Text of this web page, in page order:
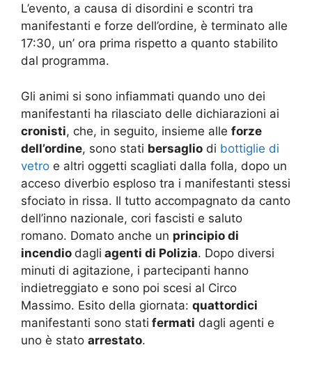
L’evento, a causa di disordini e scontri tra
manifestanti e forze dell’ordine, è terminato alle
17:30, un’ ora prima rispetto a quanto stabilito
dal programma.
Gli animi si sono infiammati quando uno dei
manifestanti ha rilasciato delle dichiarazioni ai
cronisti, che, in seguito, insieme alle forze
dell’ordine, sono stati bersaglio di bottiglie di
vetro e altri oggetti scagliati dalla folla, dopo un
acceso diverbio esploso tra i manifestanti stessi
sfociato in rissa. Il tutto accompagnato da canto
dell’inno nazionale, cori fascisti e saluto
romano. Domato anche un principio di
incendio dagli agenti di Polizia. Dopo diversi
minuti di agitazione, i partecipanti hanno
indietreggiato e sono poi scesi al Circo
Massimo. Esito della giornata: quattordici
manifestanti sono stati fermati dagli agenti e
uno è stato arrestato.